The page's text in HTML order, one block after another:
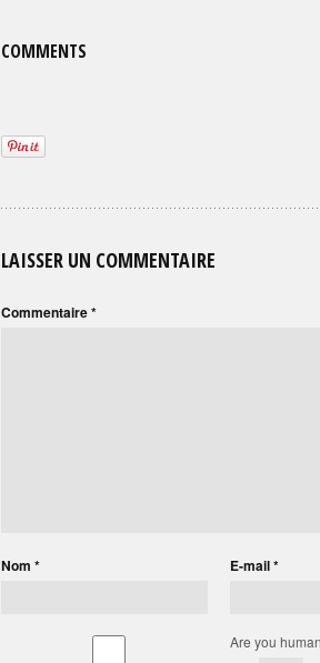
COMMENTS
LAISSER UN COMMENTAIRE
Commentaire*
Nom * E-mail*
Are you